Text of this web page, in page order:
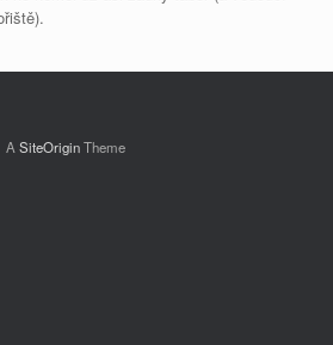
A SiteOriginTheme